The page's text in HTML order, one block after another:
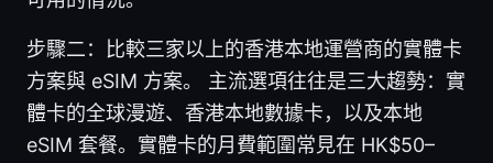
步驟二：比較三家以上的香港本地運營商的實體卡
方案與 eSIM 方案。 主流選項往往是三大趨勢：實
體卡的全球漫遊、香港本地數據卡，以及本地
eSIM 套餐。實體卡的月費範圍常見在 HK$50–